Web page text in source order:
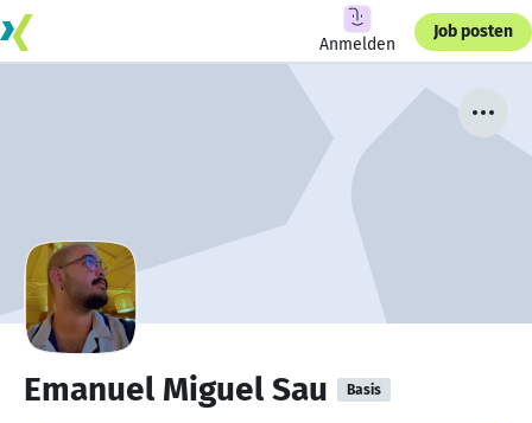
Anmelden
Job posten
Emanuel Miguel Sau Basis